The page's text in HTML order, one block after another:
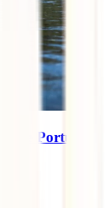
de Portugal